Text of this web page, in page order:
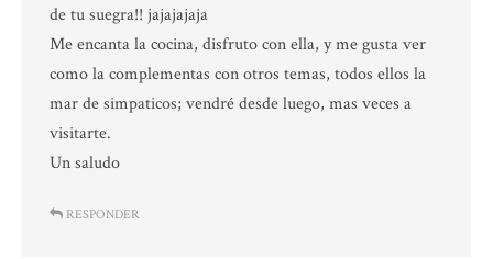
de tu suegra!! jajajajaja
Me encanta la cocina, disfruto con ella, y me gusta ver
como la complementas con otros temas, todos ellos la
mar de simpaticos; vendré desde luego, mas veces a
visitarte.
Un saludo
RESPONDER